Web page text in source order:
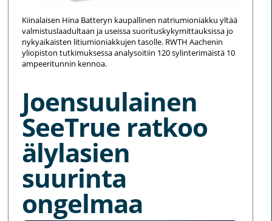
Kiinalaisen Hina Batteryn kaupallinen natriumioniakku yltää
valmistuslaadultaan ja useissa suorituskykymittauksissa jo
nykyaikaisten litiumioniakkujen tasolle. RWTH Aachenin
yliopiston tutkimuksessa analysoitiin 120 sylinterimäistä 10
ampeeritunnin kennoa.
Joensuulainen
SeeTrue ratkoo
älylasien
suurinta
ongelmaa